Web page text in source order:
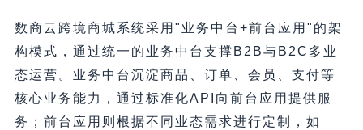
数商云跨境商城系统采用"业务中台+前台应用"的架
构模式，通过统一的业务中台支撑B2B与B2C多业
态运营。业务中台沉淀商品、订单、会员、支付等
核心业务能力，通过标准化API向前台应用提供服
务；前台应用则根据不同业态需求进行定制，如